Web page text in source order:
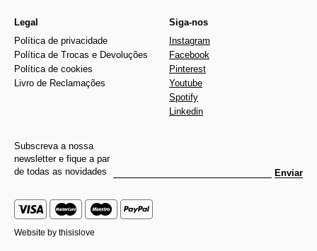
Legal
Política de privacidade
Política de Trocas e Devoluções
Política de cookies
Livro de Reclamações
Siga-nos
Instagram
Facebook
Pinterest
Youtube
Spotify
Linkedin
Subscreva a nossa
newsletter e fique a par
de todas as novidades
Enviar
Website by thisislove